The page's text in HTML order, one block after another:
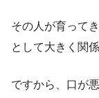
その人が育って
として大きく関
ですから、口が